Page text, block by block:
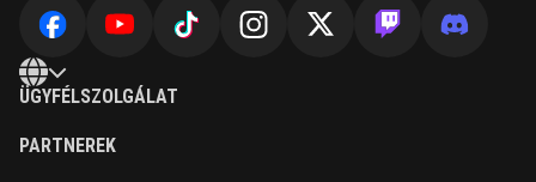
ÜGYFÉLSZOLGÁLAT
PARTNEREK